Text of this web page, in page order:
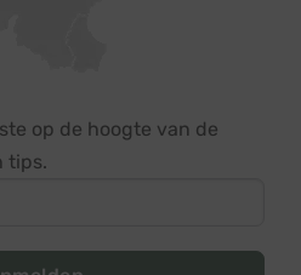
op de hoogte van de
tips.